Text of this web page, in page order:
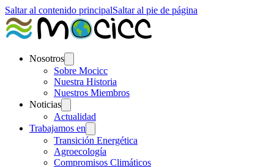
Saltar al contenido principalSaltar al pie de página
Nosotros
Sobre Mocicc
Nuestra Historia
Nuestros Miembros
Noticias
Actualidad
Trabajamos en
Transición Energética
Agroecología
Compromisos Climáticos